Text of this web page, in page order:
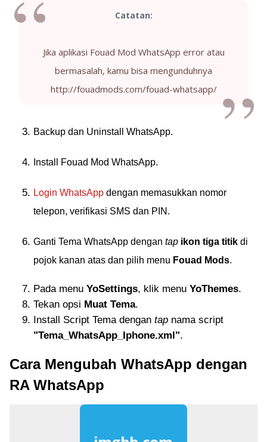
Catatan:
Jika aplikasi Fouad Mod WhatsApp error atau
bermasalah, kamu bisa mengunduhnya
http://fouadmods.com/fouad-whatsapp/
Backup dan Uninstall WhatsApp.
Install Fouad Mod WhatsApp.
Login WhatsApp dengan memasukkan nomor
telepon, verifikasi SMS dan PIN.
Ganti Tema WhatsApp dengan tap ikon tiga titik di
pojok kanan atas dan pilih menu Fouad Mods.
Pada menu YoSettings, klik menu YoThemes.
Tekan opsi Muat Tema.
Install Script Tema dengan tap nama script
"Tema_WhatsApp_Iphone.xml".
Cara Mengubah WhatsApp dengan
RA WhatsApp